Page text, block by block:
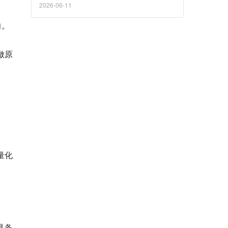
原
化
2026-06-11